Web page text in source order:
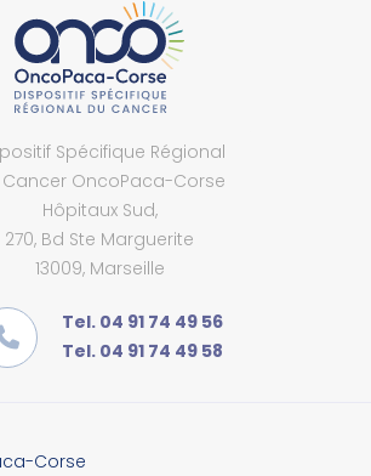
Spécifique Régional
OncoPaca-Corse
Hôpitaux Sud,
270, Bd Ste Marguerite
13009, Marseille
Tel. 04 91 74 49 56
Tel. 04 91 74 49 58
Corse